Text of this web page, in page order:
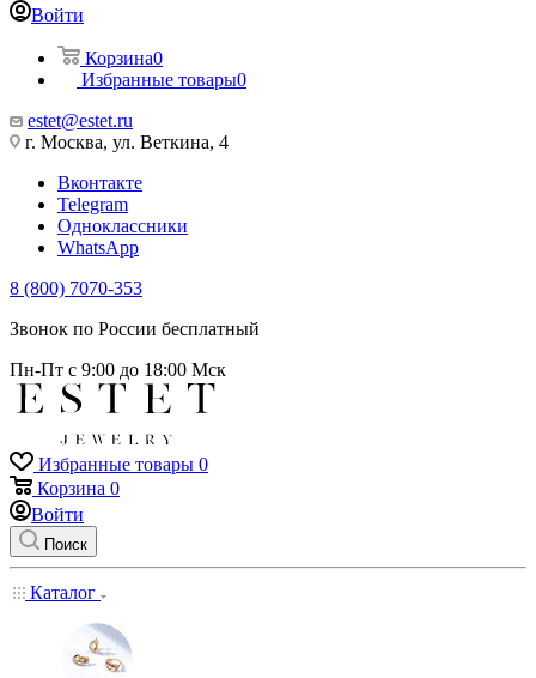
Войти
Корзина0
Избранные товары0
estet@estet.ru
г. Москва, ул. Веткина, 4
Вконтакте
Telegram
Одноклассники
WhatsApp
8 (800) 7070-353
Звонок по России бесплатный
Пн-Пт с 9:00 до 18:00 Мск
Избранные товары 0
Корзина 0
Войти
Поиск
Каталог